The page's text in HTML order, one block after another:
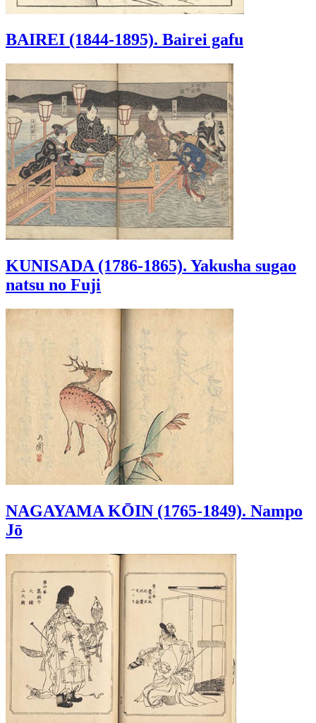
BAIREI (1844-1895). Bairei gafu
KUNISADA (1786-1865). Yakusha sugao
natsu no Fuji
NAGAYAMA KŌIN (1765-1849). Nampo
Jō